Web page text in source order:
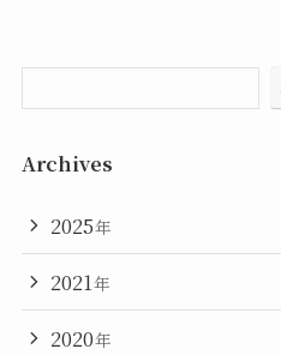
Archives
2025年
2021年
2020年